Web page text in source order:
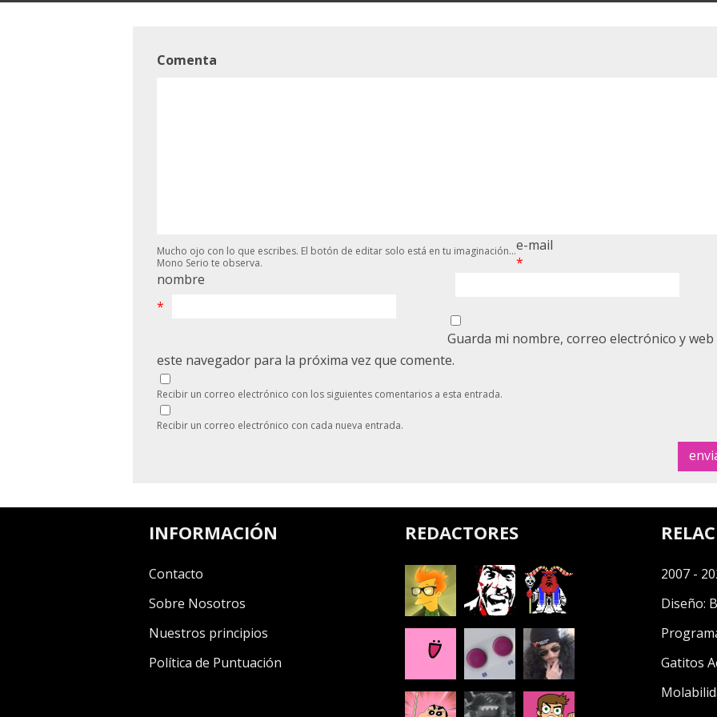
Comenta
Mucho ojo con lo que escribes. El botón de editar solo está en tu imaginación...
Mono Serio te observa.
nombre
*
e-mail
*
Guarda mi nombre, correo electrónico y web
este navegador para la próxima vez que comente.
Recibir un correo electrónico con los siguientes comentarios a esta entrada.
Recibir un correo electrónico con cada nueva entrada.
INFORMACIÓN
Contacto
Sobre Nosotros
Nuestros principios
Política de Puntuación
REDACTORES
2007 -
Diseño:
Gatitos